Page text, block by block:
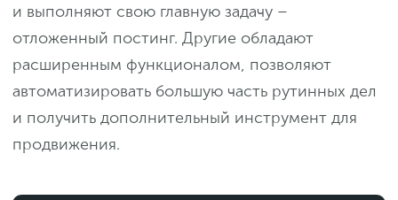
и выполняют свою главную задачу –
отложенный постинг. Другие обладают
расширенным функционалом, позволяют
автоматизировать большую часть рутинных дел
и получить дополнительный инструмент для
продвижения.